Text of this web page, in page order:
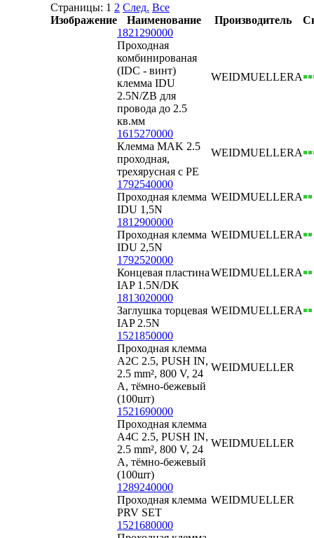
Страницы: 1 2 След. Все
Изображение
Наименование Производитель
1821290000
Проходная
комбинированая
(IDC - винт)
клемма IDU
2.5N/ZB для
провода до 2.5
кв.мм
WEIDMUELLERА
1615270000
Клемма MAK 2.5
проходная,
трехярусная с РЕ
WEIDMUELLERА
1792540000
Проходная клемма
IDU 1,5N
WEIDMUELLERА
1812900000
Проходная клемма
IDU 2,5N
WEIDMUELLERА
1792520000
Концевая пластина
IAP 1.5N/DK
WEIDMUELLERА
1813020000
Заглушка торцевая
IAP 2.5N
WEIDMUELLERА
1521850000
Проходная клемма
A2C 2.5, PUSH IN,
2.5 mm², 800 V, 24
A, тёмно-бежевый
(100шт)
WEIDMUELLER
1521690000
Проходная клемма
A4C 2.5, PUSH IN,
2.5 mm², 800 V, 24
A, тёмно-бежевый
(100шт)
WEIDMUELLER
1289240000
Проходная клемма
PRV SET
WEIDMUELLER
1521680000